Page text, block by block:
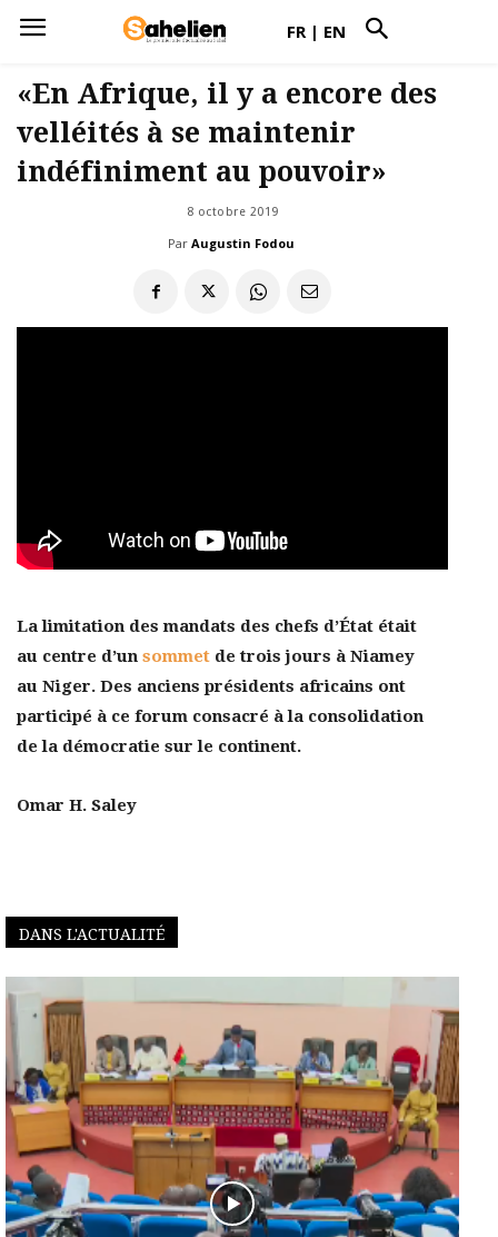
FR | EN
«En Afrique, il y a encore des
velléités à se maintenir
indéfiniment au pouvoir»
8 octobre 2019
Par Augustin Fodou
La limitation des mandats des chefs d’État était
au centre d’un sommet de trois jours à Niamey
au Niger. Des anciens présidents africains ont
participé à ce forum consacré à la consolidation
de la démocratie sur le continent.
Omar H. Saley
DANS L'ACTUALITÉ